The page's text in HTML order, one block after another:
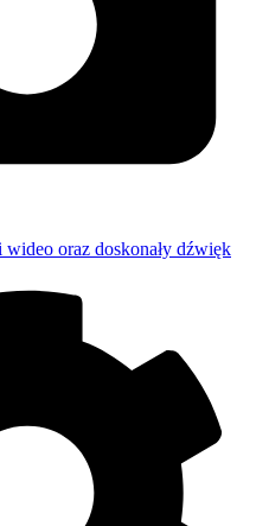
oraz doskonały dźwięk